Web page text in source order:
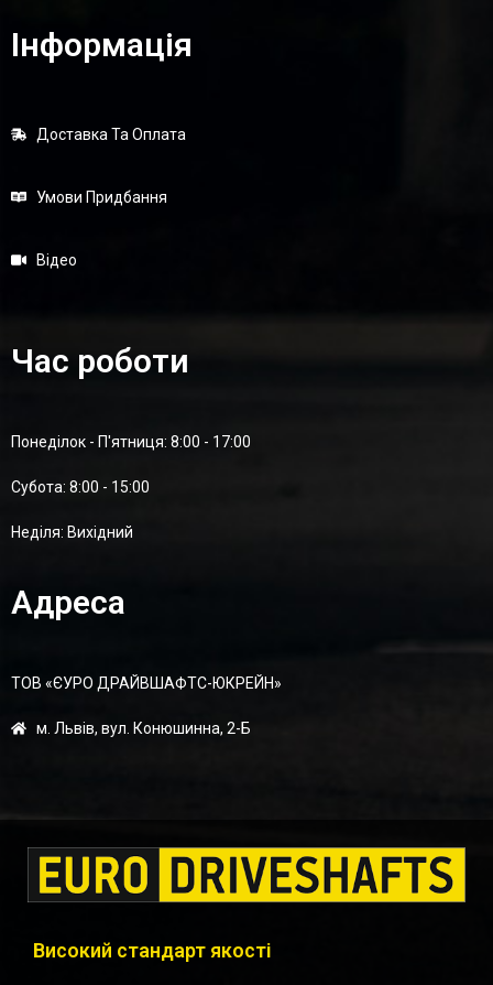
Інформація
Доставка Та Оплата
Умови Придбання
Відео
Час роботи
Понеділок - П'ятниця: 8:00 - 17:00
Суботa: 8:00 - 15:00
Неділя: Вихідний
Адреса
ТОВ «ЄУРО ДРАЙВШАФТC-ЮКРЕЙН»
м. Львів, вул. Конюшинна, 2-Б
Високий стандарт якості